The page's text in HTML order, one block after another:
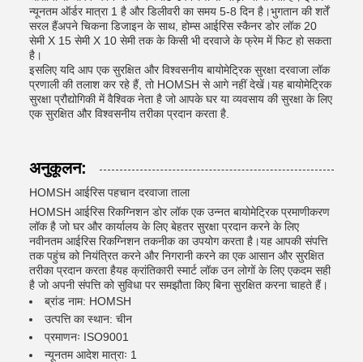
न्यूनतम ऑर्डर मात्रा 1 है और डिलीवरी का समय 5-8 दिन है।भुगतान की शर्तें
सरल हैंअपने चिकना डिजाइन के साथ, होम्स आईरिस स्कैनर डोर लॉक 20
सेमी X 15 सेमी X 10 सेमी तक के किसी भी दरवाजे के फ्रेम में फिट हो सकता
है।
इसलिए यदि आप एक सुरक्षित और विश्वसनीय बायोमेट्रिक सुरक्षा दरवाजा लॉक
प्रणाली की तलाश कर रहे हैं, तो HOMSH से आगे नहीं देखें।यह बायोमेट्रिक
सुरक्षा प्रौद्योगिकी में वैश्विक नेता है जो आपके घर या व्यवसाय की सुरक्षा के लिए
एक सुरक्षित और विश्वसनीय तरीका प्रदान करता है.
अनुकूलन:
HOMSH आईरिस पहचान दरवाजा ताला
HOMSH आईरिस रिकग्निशन डोर लॉक एक उन्नत बायोमेट्रिक प्रमाणीकरण
लॉक है जो घर और कार्यालय के लिए बेहतर सुरक्षा प्रदान करने के लिए
नवीनतम आईरिस रिकग्निशन तकनीक का उपयोग करता है।यह आपकी संपत्ति
तक पहुंच को नियंत्रित करने और निगरानी करने का एक आसान और सुरक्षित
तरीका प्रदान करता हैयह क्रांतिकारी स्मार्ट लॉक उन लोगों के लिए एकदम सही
है जो अपनी संपत्ति को सुविधा पर समझौता किए बिना सुरक्षित करना चाहते हैं।
ब्रांड नाम: HOMSH
उत्पत्ति का स्थान: चीन
प्रमाणनः ISO9001
न्यूनतम आदेश मात्राः 1